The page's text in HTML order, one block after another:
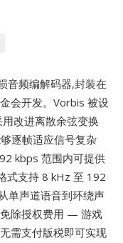
音频编解码器,封装在
会开发。Vorbis 被设
改进离散余弦变换
逐帧适应信号复杂
kbps 范围内可提供
式支持 8 kHz 至 192
单声道语音到环绕声
除授权费用 — 游戏
需支付版税即可实现